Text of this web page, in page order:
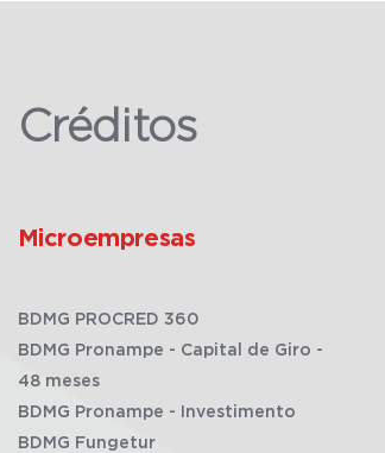
Créditos
Microempresas
BDMG PROCRED 360
BDMG Pronampe - Capital de Giro -
48 meses
BDMG Pronampe - Investimento
BDMG Fungetur